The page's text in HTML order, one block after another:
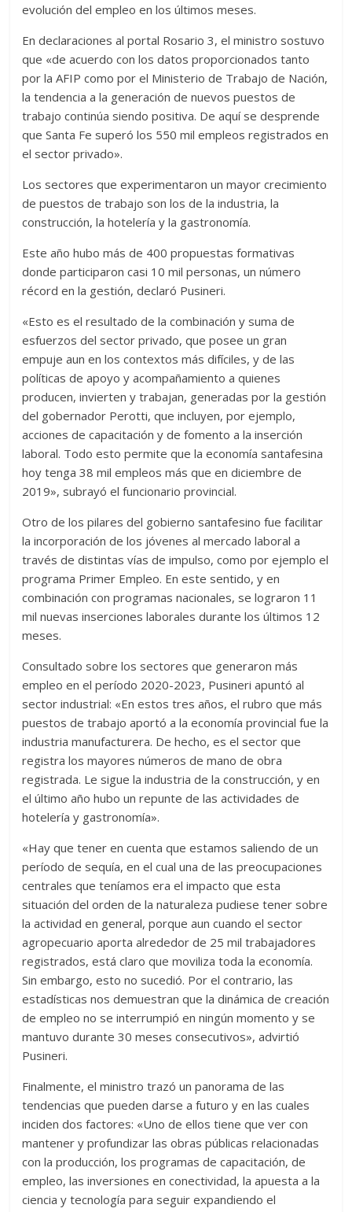
evolución del empleo en los últimos meses.
En declaraciones al portal Rosario 3, el ministro sostuvo
que «de acuerdo con los datos proporcionados tanto
por la AFIP como por el Ministerio de Trabajo de Nación,
la tendencia a la generación de nuevos puestos de
trabajo continúa siendo positiva. De aquí se desprende
que Santa Fe superó los 550 mil empleos registrados en
el sector privado».
Los sectores que experimentaron un mayor crecimiento
de puestos de trabajo son los de la industria, la
construcción, la hotelería y la gastronomía.
Este año hubo más de 400 propuestas formativas
donde participaron casi 10 mil personas, un número
récord en la gestión, declaró Pusineri.
«Esto es el resultado de la combinación y suma de
esfuerzos del sector privado, que posee un gran
empuje aun en los contextos más difíciles, y de las
políticas de apoyo y acompañamiento a quienes
producen, invierten y trabajan, generadas por la gestión
del gobernador Perotti, que incluyen, por ejemplo,
acciones de capacitación y de fomento a la inserción
laboral. Todo esto permite que la economía santafesina
hoy tenga 38 mil empleos más que en diciembre de
2019», subrayó el funcionario provincial.
Otro de los pilares del gobierno santafesino fue facilitar
la incorporación de los jóvenes al mercado laboral a
través de distintas vías de impulso, como por ejemplo el
programa Primer Empleo. En este sentido, y en
combinación con programas nacionales, se lograron 11
mil nuevas inserciones laborales durante los últimos 12
meses.
Consultado sobre los sectores que generaron más
empleo en el período 2020-2023, Pusineri apuntó al
sector industrial: «En estos tres años, el rubro que más
puestos de trabajo aportó a la economía provincial fue la
industria manufacturera. De hecho, es el sector que
registra los mayores números de mano de obra
registrada. Le sigue la industria de la construcción, y en
el último año hubo un repunte de las actividades de
hotelería y gastronomía».
«Hay que tener en cuenta que estamos saliendo de un
período de sequía, en el cual una de las preocupaciones
centrales que teníamos era el impacto que esta
situación del orden de la naturaleza pudiese tener sobre
la actividad en general, porque aun cuando el sector
agropecuario aporta alrededor de 25 mil trabajadores
registrados, está claro que moviliza toda la economía.
Sin embargo, esto no sucedió. Por el contrario, las
estadísticas nos demuestran que la dinámica de creación
de empleo no se interrumpió en ningún momento y se
mantuvo durante 30 meses consecutivos», advirtió
Pusineri.
Finalmente, el ministro trazó un panorama de las
tendencias que pueden darse a futuro y en las cuales
inciden dos factores: «Uno de ellos tiene que ver con
mantener y profundizar las obras públicas relacionadas
con la producción, los programas de capacitación, de
empleo, las inversiones en conectividad, la apuesta a la
ciencia y tecnología para seguir expandiendo el